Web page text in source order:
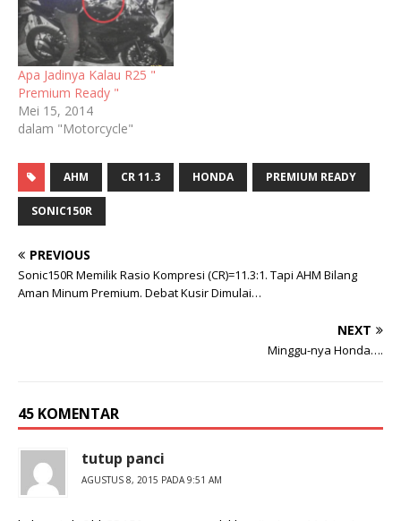
Apa Jadinya Kalau R25 "
Premium Ready "
Mei 15, 2014
dalam "Motorcycle"
AHM CR 11.3 HONDA PREMIUM READY
SONIC150R
PREVIOUS
Sonic150R Memilik Rasio Kompresi (CR)=11.3:1. Tapi AHM Bilang
Aman Minum Premium. Debat Kusir Dimulai…
NEXT
Minggu-nya Honda….
45 KOMENTAR
tutup panci
AGUSTUS 8, 2015 PADA 9:51 AM